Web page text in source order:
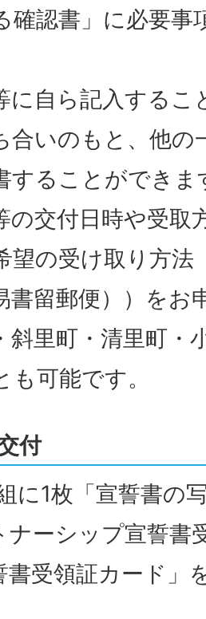
確認書」に必要事
に自ら記入するこ
合いのもと、他の
することができま
の交付日時や受取
望の受け取り方法
書留郵便））をお
斜里町・清里町・
も可能です。
付
に1枚「宣誓書の
ナーシップ宣誓書
書受領証カード」